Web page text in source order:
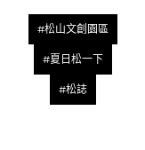
#松山文創園區
#夏日松一下
#松誌